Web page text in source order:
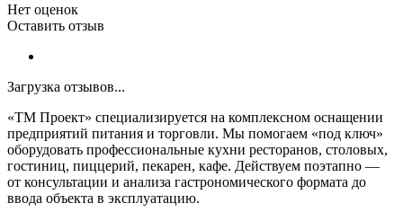
Нет оценок
Оставить отзыв
Загрузка отзывов...
«ТМ Проект» специализируется на комплексном оснащении
предприятий питания и торговли. Мы помогаем «под ключ»
оборудовать профессиональные кухни ресторанов, столовых,
гостиниц, пиццерий, пекарен, кафе. Действуем поэтапно —
от консультации и анализа гастрономического формата до
ввода объекта в эксплуатацию.